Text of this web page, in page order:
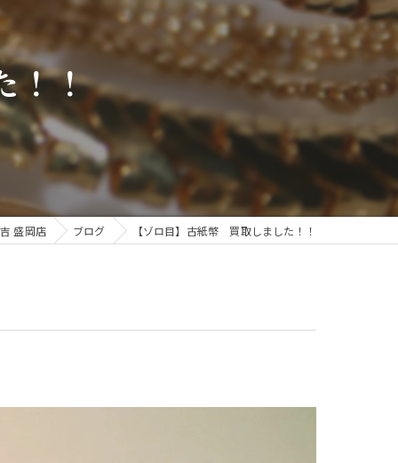
ブランド
お酒
金券
時計
！！
盛岡店 ブログ 【ゾロ目】古紙幣 買取しました！！